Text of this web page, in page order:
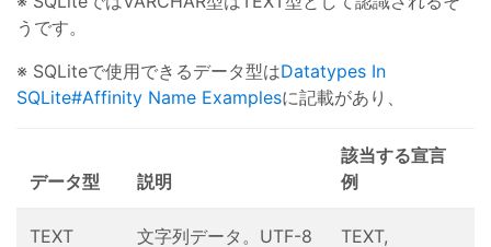
うです。
※ SQLiteで使用できるデータ型はDatatypes In
SQLite#Affinity Name Examplesに記載があり、
データ型 説明
該当する宣言
例
TEXT
文字列データ。UTF-8
TEXT,